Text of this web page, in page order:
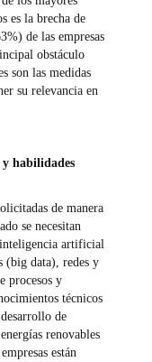
es la brecha de
de las empresas
obstáculo
son las medidas
su relevancia en
y habilidades
de manera
se necesitan
artificial
(big data), redes y
procesos y
técnicos
de
renovables
están